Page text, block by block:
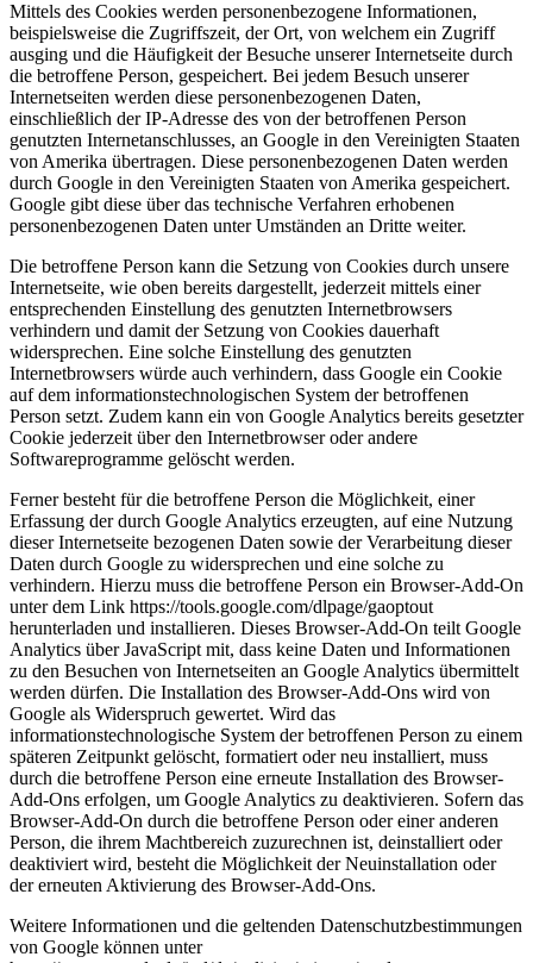
Mittels des Cookies werden personenbezogene Informationen,
beispielsweise die Zugriffszeit, der Ort, von welchem ein Zugriff
ausging und die Häufigkeit der Besuche unserer Internetseite durch
die betroffene Person, gespeichert. Bei jedem Besuch unserer
Internetseiten werden diese personenbezogenen Daten,
einschließlich der IP-Adresse des von der betroffenen Person
genutzten Internetanschlusses, an Google in den Vereinigten Staaten
von Amerika übertragen. Diese personenbezogenen Daten werden
durch Google in den Vereinigten Staaten von Amerika gespeichert.
Google gibt diese über das technische Verfahren erhobenen
personenbezogenen Daten unter Umständen an Dritte weiter.
Die betroffene Person kann die Setzung von Cookies durch unsere
Internetseite, wie oben bereits dargestellt, jederzeit mittels einer
entsprechenden Einstellung des genutzten Internetbrowsers
verhindern und damit der Setzung von Cookies dauerhaft
widersprechen. Eine solche Einstellung des genutzten
Internetbrowsers würde auch verhindern, dass Google ein Cookie
auf dem informationstechnologischen System der betroffenen
Person setzt. Zudem kann ein von Google Analytics bereits gesetzter
Cookie jederzeit über den Internetbrowser oder andere
Softwareprogramme gelöscht werden.
Ferner besteht für die betroffene Person die Möglichkeit, einer
Erfassung der durch Google Analytics erzeugten, auf eine Nutzung
dieser Internetseite bezogenen Daten sowie der Verarbeitung dieser
Daten durch Google zu widersprechen und eine solche zu
verhindern. Hierzu muss die betroffene Person ein Browser-Add-On
unter dem Link https://tools.google.com/dlpage/gaoptout
herunterladen und installieren. Dieses Browser-Add-On teilt Google
Analytics über JavaScript mit, dass keine Daten und Informationen
zu den Besuchen von Internetseiten an Google Analytics übermittelt
werden dürfen. Die Installation des Browser-Add-Ons wird von
Google als Widerspruch gewertet. Wird das
informationstechnologische System der betroffenen Person zu einem
späteren Zeitpunkt gelöscht, formatiert oder neu installiert, muss
durch die betroffene Person eine erneute Installation des Browser-
Add-Ons erfolgen, um Google Analytics zu deaktivieren. Sofern das
Browser-Add-On durch die betroffene Person oder einer anderen
Person, die ihrem Machtbereich zuzurechnen ist, deinstalliert oder
deaktiviert wird, besteht die Möglichkeit der Neuinstallation oder
der erneuten Aktivierung des Browser-Add-Ons.
Weitere Informationen und die geltenden Datenschutzbestimmungen
von Google können unter